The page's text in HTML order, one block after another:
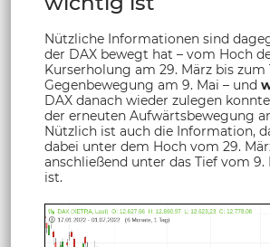
Nützliche Informationen sind
der DAX bewegt hat – vom Hoch
Kurserholung am 29. März bis zum
Gegenbewegung am 9. Mai – und
DAX danach wieder zulegen
der erneuten Aufwärtsbewegung
Nützlich ist auch die Information,
dabei unter dem Hoch vom 29.
anschließend unter das Tief vom 9.
ist.